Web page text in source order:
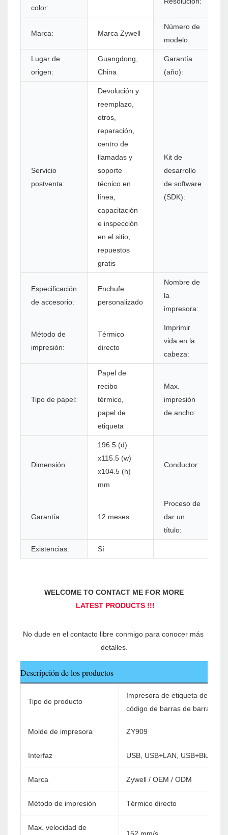
color:
Marca: Marca Zywell
Número de
modelo:
Lugar de
origen:
Guangdong,
China
Garantía
(año):
Servicio
postventa:
Devolución y
reemplazo,
otros,
reparación,
centro de
llamadas y
soporte
técnico en
línea,
capacitación
e inspección
en el sitio,
repuestos
gratis
Kit de
desarrollo
de software
(SDK):
Especificación
de accesorio:
Enchufe
personalizado
Nombre de
la
impresora:
Método de
impresión:
Térmico
directo
Imprimir
vida en la
cabeza:
Tipo de papel:
Papel de
recibo
térmico,
papel de
etiqueta
Max.
impresión
de ancho:
Dimensión:
196.5 (d)
x115.5 (w)
x104.5 (h)
mm
Conductor:
Garantía: 12 meses
Proceso de
dar un
título:
Existencias: Sí
No dude en el contacto libre conmigo para conocer más
Descripción de los productos
Tipo de producto
Impresora de etiqueta de
código de barras de barra con
Molde de impresora ZY909
Interfaz USB, USB+LAN,
Marca Zywell / OEM / ODM
Método de impresión Térmico directo
Max. velocidad de